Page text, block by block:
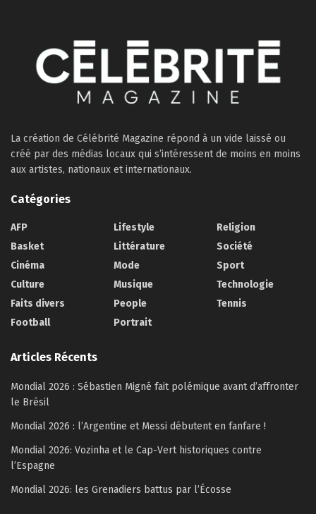
La création de Célébrité Magazine répond à un vide laissé ou
créé par des médias locaux qui s’intéressent de moins en moins
aux artistes, nationaux et internationaux.
Catégories
AFP
Basket
Cinéma
Culture
Faits divers
Football
Lifestyle
Littérature
Mode
Musique
People
Portrait
Religion
Société
Sport
Technologie
Tennis
Articles Récents
Mondial 2026 : Sébastien Migné fait polémique avant d’affronter
le Brésil
Mondial 2026 : l’Argentine et Messi débutent en fanfare !
Mondial 2026: Vozinha et le Cap-Vert historiques contre
l’Espagne
Mondial 2026: les Grenadiers battus par l’Écosse